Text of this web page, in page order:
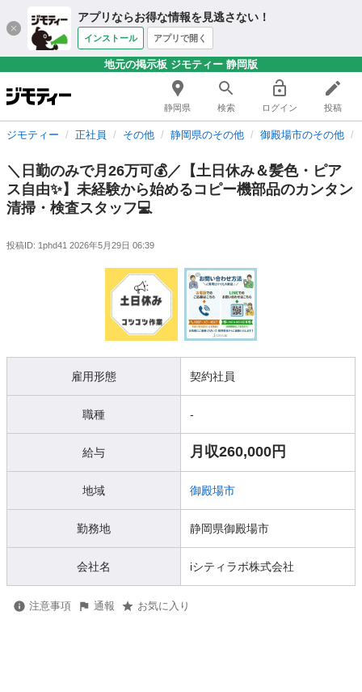
アプリならお得な情報を見逃さない！
インストール アプリで開く
地元の掲示板 ジモティー 静岡版
静岡県 検索 ログイン 投稿
ジモティー 正社員 その他 静岡県のその他 御殿場市のその他
＼日勤のみで月26万可💰／【土日休み＆髪色・ピア
ス自由✨】未経験から始めるコピー機部品のカンタン
清掃・検査スタッフ💻
投稿ID: 1phd41 2026年5月29日 06:39
雇用形態 契約社員
職種 -
給与 月収260,000円
地域 御殿場市
勤務地 静岡県御殿場市
会社名 iシティラボ株式会社
注意事項 通報 お気に入り